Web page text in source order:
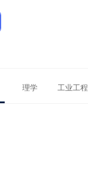
理学 工业工程